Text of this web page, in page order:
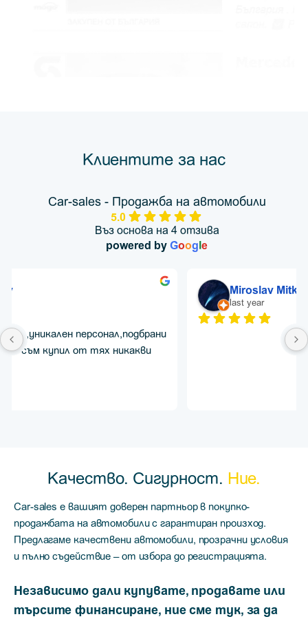
Клиентите за нас
Car-sales - Продажба на автомобили
5.0
Въз основа на 4 отзива
powered by Google
Качество. Сигурност. Ние.
Car-sales е вашият доверен партньор в покупко-
продажбата на автомобили с гарантиран произход.
Предлагаме качествени автомобили, прозрачни условия
и пълно съдействие – от избора до регистрацията.
Независимо дали купувате, продавате или
търсите финансиране, ние сме тук, за да